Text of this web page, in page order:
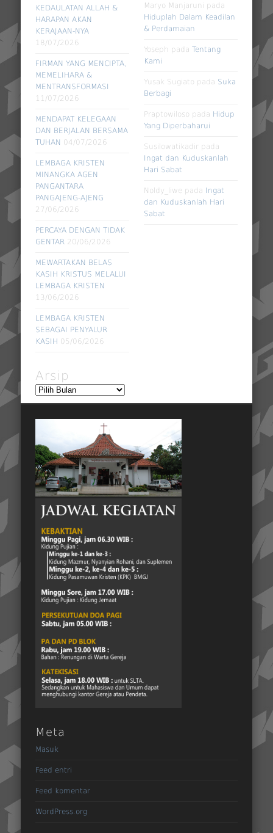
KEDAULATAN ALLAH &
HARAPAN AKAN
KERAJAAN-NYA
18/07/2026
FIRMAN YANG MENCIPTA,
MEMELIHARA &
MENTRANSFORMASI
11/07/2026
MENDAPAT KELEGAAN
DAN BERJALAN BERSAMA
TUHAN 04/07/2026
LEMBAGA KRISTEN
MINANGKA AGEN
PANGANTARA
PANGAJENG-AJENG
27/06/2026
PERCAYA DENGAN TIDAK
GENTAR 20/06/2026
MEWARTAKAN BELAS
KASIH KRISTUS MELALUI
LEMBAGA KRISTEN
13/06/2026
LEMBAGA KRISTEN
SEBAGAI PENYALUR
KASIH 05/06/2026
Maryo Manjaruni pada
Hiduplah Dalam Keadilan
& Perdamaian
Yoseph padaTentang
Kami
Yusak Sugiato pada Suka
Berbagi
Praptowiloso pada Hidup
Yang Diperbaharui
Susilowatikadir pada
Ingat dan Kuduskanlah
Hari Sabat
Noldy_liwe pada Ingat
dan Kuduskanlah Hari
Sabat
Arsip
Arsip
Meta
Masuk
Feed entri
Feed komentar
WordPress.org